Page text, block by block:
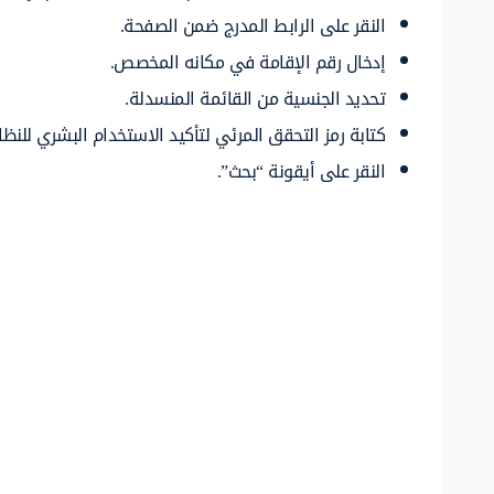
النقر على الرابط المدرج ضمن الصفحة.
إدخال رقم الإقامة في مكانه المخصص.
تحديد الجنسية من القائمة المنسدلة.
كتابة رمز التحقق المرئي لتأكيد الاستخدام البشري
النقر على أيقونة “بحث”.